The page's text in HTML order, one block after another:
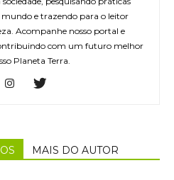
mundo e trazendo para o leitor
Acompanhe nosso portal e
com um futuro melhor
Planeta Terra.
MAIS DO AUTOR